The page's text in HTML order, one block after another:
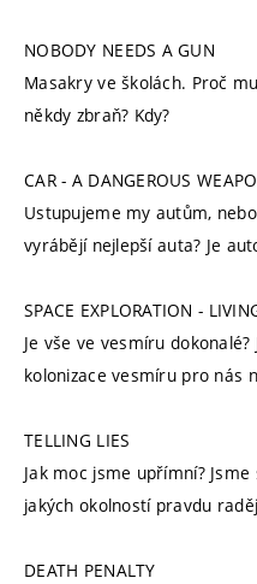
NOBODY NEEDS A GUN
Masakry ve školách. Proč
někdy zbraň? Kdy?
CAR - A DANGEROUS
Ustupujeme my autům,
vyrábějí nejlepší auta? Je
SPACE EXPLORATION -
Je vše ve vesmíru
kolonizace vesmíru pro nás
TELLING LIES
Jak moc jsme upřímní?
jakých okolností pravdu
DEATH PENALTY